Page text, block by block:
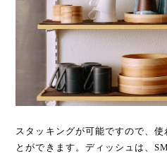
スタッキングが可能ですので、
とができます。ディッシュは、